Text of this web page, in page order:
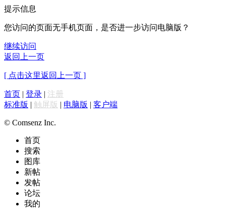
提示信息
您访问的页面无手机页面，是否进一步访问电脑版？
继续访问
返回上一页
[ 点击这里返回上一页 ]
首页 | 登录 | 注册
标准版 | 触屏版 | 电脑版 | 客户端
© Comsenz Inc.
首页
搜索
图库
新帖
发帖
论坛
我的